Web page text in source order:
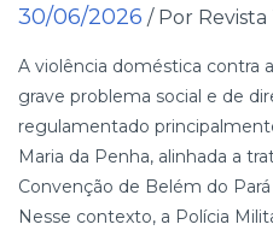
30/06/2026 / Por Revista
A violência doméstica contra
grave problema social e de
regulamentado
Maria da Penha, alinhada a
Convenção de Belém do
Nesse contexto, a Polícia